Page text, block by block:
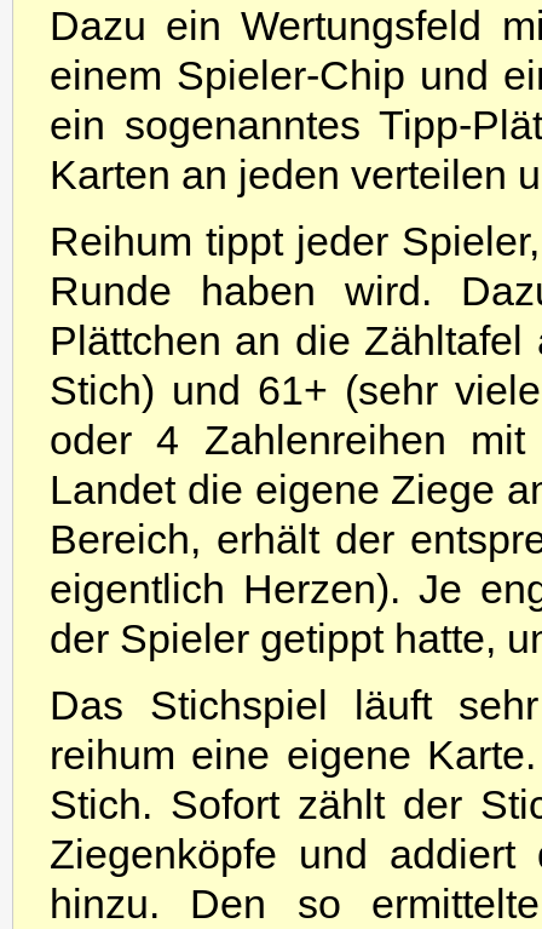
Dazu ein Wertungsfeld
einem Spieler-Chip und
ein sogenanntes Tipp-
Karten an jeden verteilen
Reihum tippt jeder
Runde haben wird.
Plättchen an die
Stich) und 61+ (sehr
oder 4 Zahlenreihen mit
Landet die eigene Ziege
Bereich, erhält der
eigentlich Herzen). Je
der Spieler getippt hatte,
Das Stichspiel läuft
reihum eine eigene
Stich. Sofort zählt der
Ziegenköpfe und
hinzu. Den so